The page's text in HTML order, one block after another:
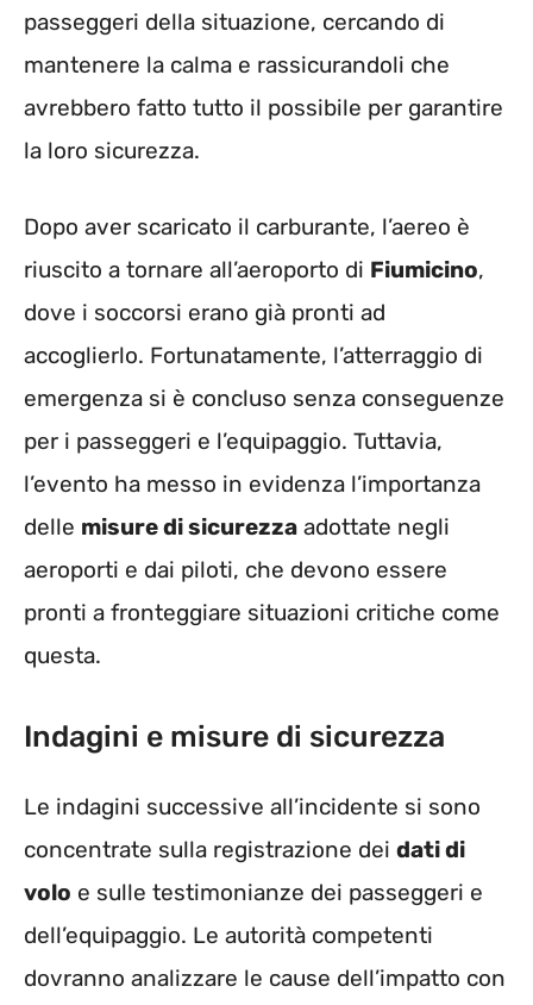
passeggeri della situazione, cercando di
mantenere la calma e rassicurandoli che
avrebbero fatto tutto il possibile per garantire
la loro sicurezza.
Dopo aver scaricato il carburante, l’aereo è
riuscito a tornare all’aeroporto di Fiumicino,
dove i soccorsi erano già pronti ad
accoglierlo. Fortunatamente, l’atterraggio di
emergenza si è concluso senza conseguenze
per i passeggeri e l’equipaggio. Tuttavia,
l’evento ha messo in evidenza l’importanza
delle misure di sicurezza adottate negli
aeroporti e dai piloti, che devono essere
pronti a fronteggiare situazioni critiche come
questa.
Indagini e misure di sicurezza
Le indagini successive all’incidente si sono
concentrate sulla registrazione dei dati di
volo e sulle testimonianze dei passeggeri e
dell’equipaggio. Le autorità competenti
dovranno analizzare le cause dell’impatto con